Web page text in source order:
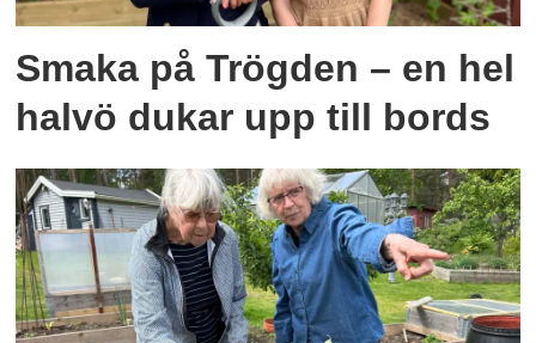
Smaka på Trögden – en hel
halvö dukar upp till bords